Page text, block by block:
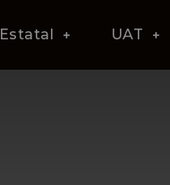
Estatal UAT